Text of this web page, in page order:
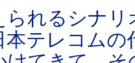
られるシナ
本テレコム